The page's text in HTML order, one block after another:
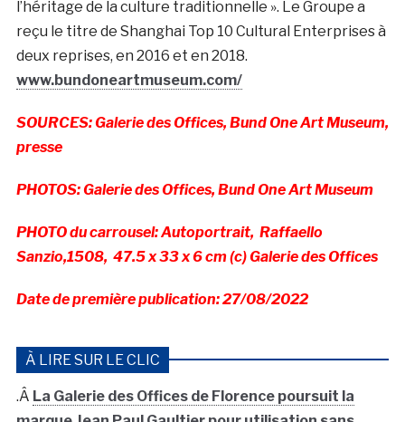
l’héritage de la culture traditionnelle ». Le Groupe a
reçu le titre de Shanghai Top 10 Cultural Enterprises à
deux reprises, en 2016 et en 2018.
www.bundoneartmuseum.com/
SOURCES: Galerie des Offices, Bund One Art Museum,
presse
PHOTOS: Galerie des Offices, Bund One Art Museum
PHOTO du carrousel: Autoportrait, Raffaello
Sanzio,1508, 47.5 x 33 x 6 cm (c) Galerie des Offices
Date de première publication: 27/08/2022
À LIRE SUR LE CLIC
.Â La Galerie des Offices de Florence poursuit la